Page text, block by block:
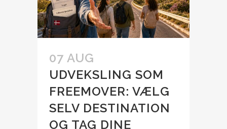
07 AUG
UDVEKSLING SOM
FREEMOVER: VÆLG
SELV DESTINATION
OG TAG DINE